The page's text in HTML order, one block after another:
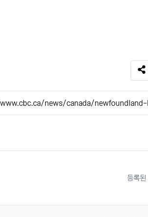
news/canada/
등록된